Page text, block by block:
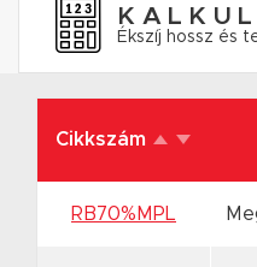
Ékszíj hossz és
Cikkszám
RB70%MPL